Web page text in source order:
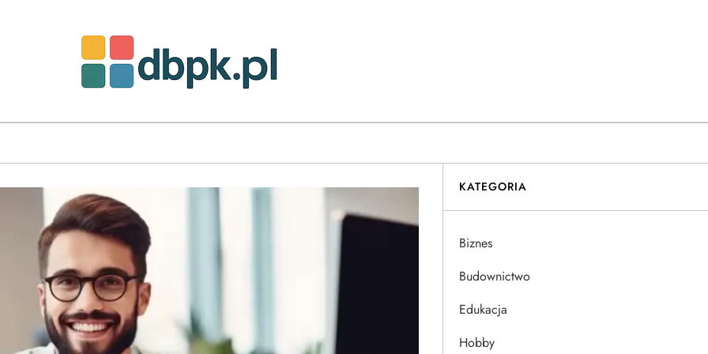
KATEGORIA
Biznes
Budownictwo
Edukacja
Hobby